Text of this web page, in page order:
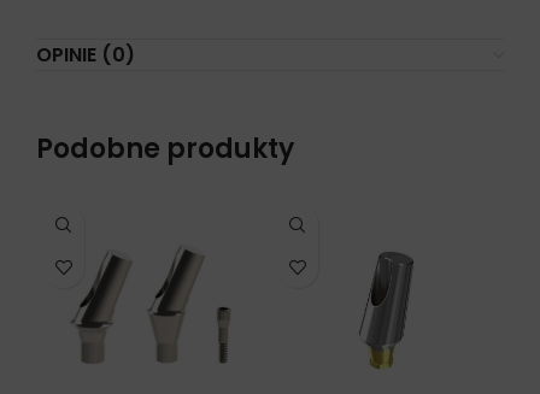
OPINIE (0)
Podobne produkty